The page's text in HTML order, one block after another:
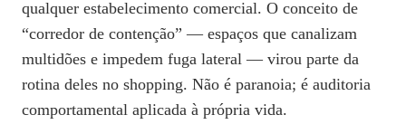
qualquer estabelecimento comercial. O conceito de
“corredor de contenção” — espaços que canalizam
multidões e impedem fuga lateral — virou parte da
rotina deles no shopping. Não é paranoia; é auditoria
comportamental aplicada à própria vida.